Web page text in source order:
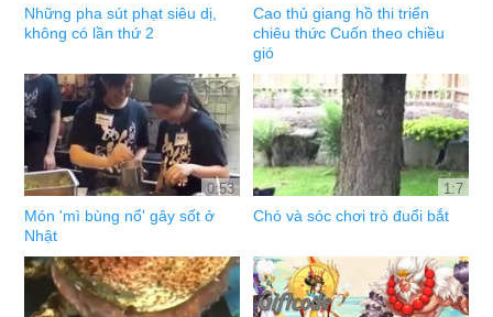
Những pha sút phạt siêu dị,
không có lần thứ 2
Cao thủ giang hồ thi triển
chiêu thức Cuốn theo chiều
gió
0:53
Món 'mì bùng nổ' gây sốt ở
Nhật
1:7
Chó và sóc chơi trò đuổi bắt